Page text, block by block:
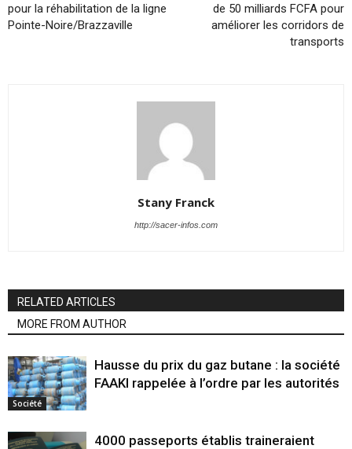
pour la réhabilitation de la ligne
Pointe-Noire/Brazzaville
de 50 milliards FCFA pour
améliorer les corridors de
transports
Stany Franck
http://sacer-infos.com
RELATED ARTICLES
MORE FROM AUTHOR
Société
Hausse du prix du gaz butane : la société
FAAKI rappelée à l’ordre par les autorités
4000 passeports établis traineraient